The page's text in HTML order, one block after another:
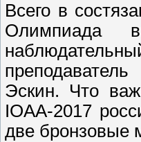
Всего в
Олимпиада
преподаватель
Эскин. Что
IOAA-2017
две бронзовые